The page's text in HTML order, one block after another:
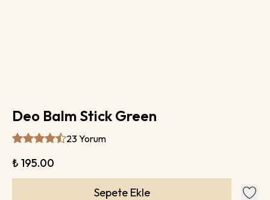
Deo Balm Stick Green
23 Yorum
₺ 195.00
Sepete Ekle